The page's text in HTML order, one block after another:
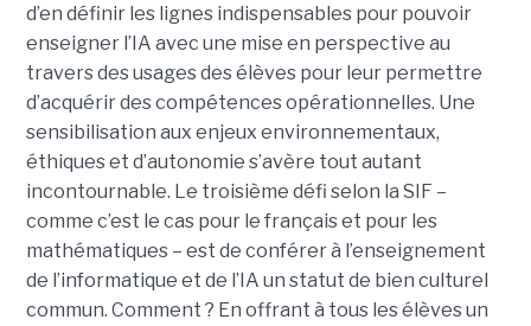
d’en définir les lignes indispensables pour pouvoir
enseigner l’IA avec une mise en perspective au
travers des usages des élèves pour leur permettre
d’acquérir des compétences opérationnelles. Une
sensibilisation aux enjeux environnementaux,
éthiques et d’autonomie s’avère tout autant
incontournable. Le troisième défi selon la SIF –
comme c’est le cas pour le français et pour les
mathématiques – est de conférer à l’enseignement
de l’informatique et de l’IA un statut de bien culturel
commun. Comment ? En offrant à tous les élèves un